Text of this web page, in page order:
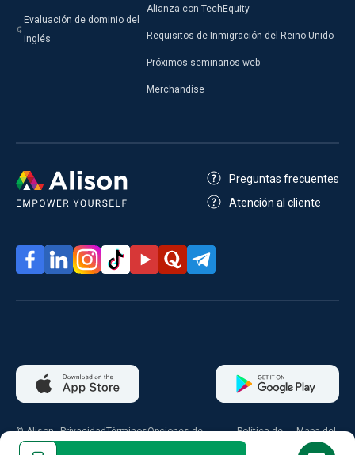
Evaluación de dominio del
inglés
Alianza con TechEquity
Requisitos de Inmigración del Reino Unido
Próximos seminarios web
Merchandise
Preguntas frecuentes
Atención al cliente
© Alison
2026
PrivacidadTérminosOpciones de
Política de
Mapa del
sitio